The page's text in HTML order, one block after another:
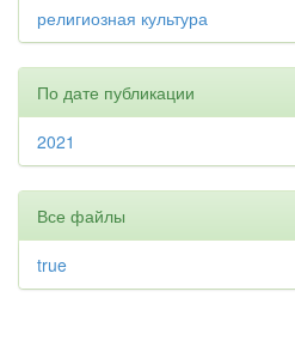
религиозная культура
По дате публикации
2021
Все файлы
true